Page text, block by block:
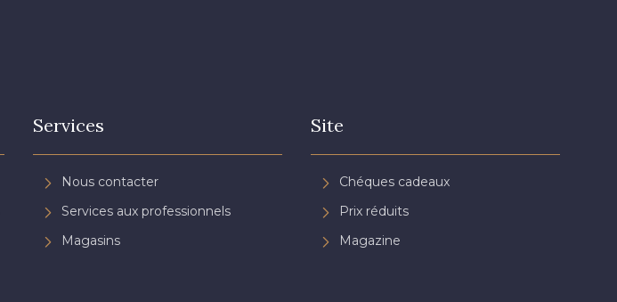
Services
Nous contacter
Services aux professionnels
Magasins
Site
Chéques cadeaux
Prix réduits
Magazine